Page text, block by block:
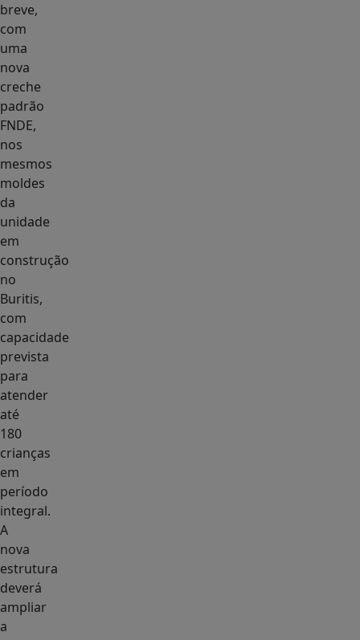
breve,
com
uma
nova
creche
padrão
FNDE,
nos
mesmos
moldes
da
unidade
em
construção
no
Buritis,
com
capacidade
prevista
para
atender
até
180
crianças
em
período
integral.
A
nova
estrutura
deverá
ampliar
a